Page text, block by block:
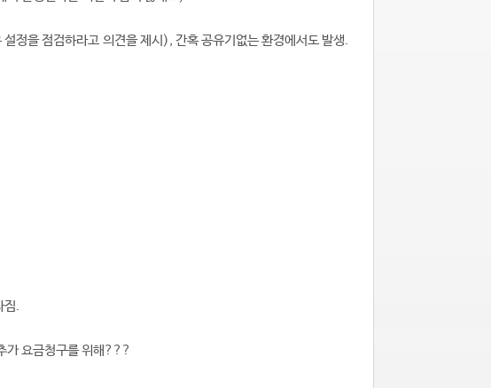
을 점검하라고 의견을 제시), 간혹 공유기없는 환경에서도 발생.
짐.
가 요금청구를 위해???